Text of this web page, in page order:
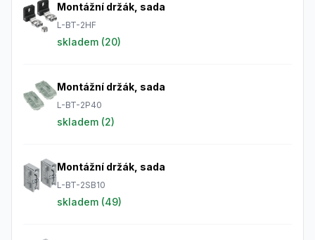
Montážní držák, sada
L-BT-2HF
skladem (20)
Montážní držák, sada
L-BT-2P40
skladem (2)
Montážní držák, sada
L-BT-2SB10
skladem (49)